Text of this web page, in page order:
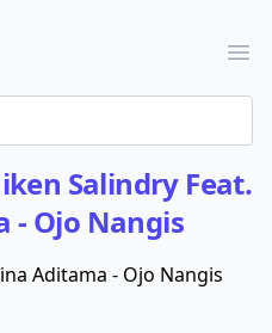
Salindry Feat.
- Ojo Nangis